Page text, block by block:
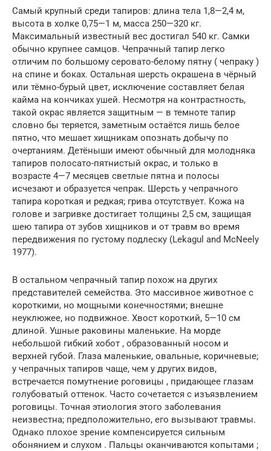
Самый крупный среди тапиров: длина тела 1,8—2,4 м,
высота в холке 0,75—1 м, масса 250—320 кг.
Максимальный известный вес достигал 540 кг. Самки
обычно крупнее самцов. Чепрачный тапир легко
отличим по большому серовато-белому пятну ( чепраку )
на спине и боках. Остальная шерсть окрашена в чёрный
или тёмно-бурый цвет, исключение составляет белая
кайма на кончиках ушей. Несмотря на контрастность,
такой окрас является защитным — в темноте тапир
словно бы теряется, заметным остаётся лишь белое
пятно, что мешает хищникам опознать добычу по
очертаниям. Детёныши имеют обычный для молодняка
тапиров полосато-пятнистый окрас, и только в
возрасте 4—7 месяцев светлые пятна и полосы
исчезают и образуется чепрак. Шерсть у чепрачного
тапира короткая и редкая; грива отсутствует. Кожа на
голове и загривке достигает толщины 2,5 см, защищая
шею тапира от зубов хищников и от травм во время
передвижения по густому подлеску (Lekagul and McNeely
1977).
В остальном чепрачный тапир похож на других
представителей семейства. Это массивное животное с
короткими, но мощными конечностями; внешне
неуклюжее, но подвижное. Хвост короткий, 5—10 см
длиной. Ушные раковины маленькие. На морде
небольшой гибкий хобот , образованный носом и
верхней губой. Глаза маленькие, овальные, коричневые;
у чепрачных тапиров чаще, чем у других видов,
встречается помутнение роговицы , придающее глазам
голубоватый оттенок. Часто сочетается с изъязвлением
роговицы. Точная этиология этого заболевания
неизвестна; предположительно, его вызывают травмы.
Однако плохое зрение компенсируется сильным
обонянием и слухом . Пальцы оканчиваются копытами ;